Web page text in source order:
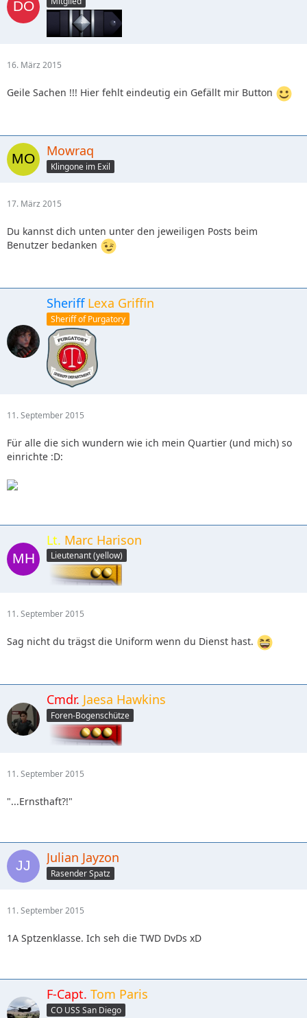
16. März 2015
Geile Sachen !!! Hier fehlt eindeutig ein Gefällt mir Button
Mowraq
Klingone im Exil
17. März 2015
Du kannst dich unten unter den jeweiligen Posts beim
Benutzer bedanken
Sheriff Lexa Griffin
Sheriff of Purgatory
11. September 2015
Für alle die sich wundern wie ich mein Quartier (und mich) so
einrichte :D:
Lt. Marc Harison
Lieutenant (yellow)
11. September 2015
Sag nicht du trägst die Uniform wenn du Dienst hast.
Cmdr. Jaesa Hawkins
Foren-Bogenschütze
11. September 2015
"...Ernsthaft?!"
Julian Jayzon
Rasender Spatz
11. September 2015
1A Sptzenklasse. Ich seh die TWD DvDs xD
F-Capt. Tom Paris
CO USS San Diego